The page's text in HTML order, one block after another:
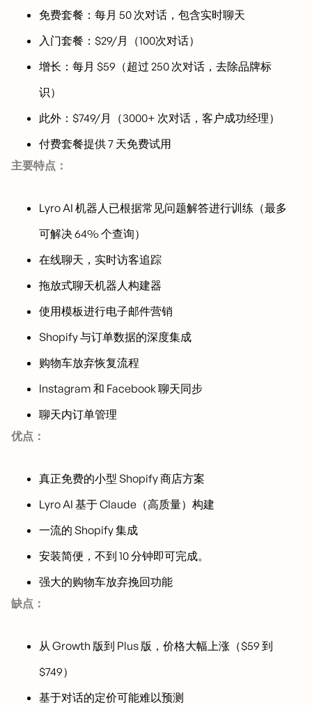
免费套餐：每月 50 次对话，包含实时聊天
入门套餐：$29/月（100次对话）
增长：每月 $59（超过 250 次对话，去除品牌标
识）
此外：$749/月（3000+ 次对话，客户成功经理）
付费套餐提供 7 天免费试用
主要特点：
Lyro AI 机器人已根据常见问题解答进行训练（最多
可解决 64% 个查询）
在线聊天，实时访客追踪
拖放式聊天机器人构建器
使用模板进行电子邮件营销
Shopify 与订单数据的深度集成
购物车放弃恢复流程
Instagram 和 Facebook 聊天同步
聊天内订单管理
优点：
真正免费的小型 Shopify 商店方案
Lyro AI 基于 Claude（高质量）构建
一流的 Shopify 集成
安装简便，不到 10 分钟即可完成。
强大的购物车放弃挽回功能
缺点：
从 Growth 版到 Plus 版，价格大幅上涨（$59 到
$749）
基于对话的定价可能难以预测